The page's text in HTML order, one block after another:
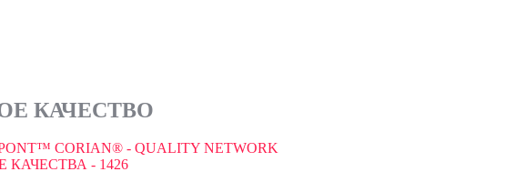
КАЧЕСТВО
CORIAN® - QUALITY NETWORK
- 1426